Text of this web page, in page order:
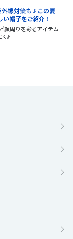
外線対策も♪この夏
帽子をご紹介！
顔周りを彩るアイテム